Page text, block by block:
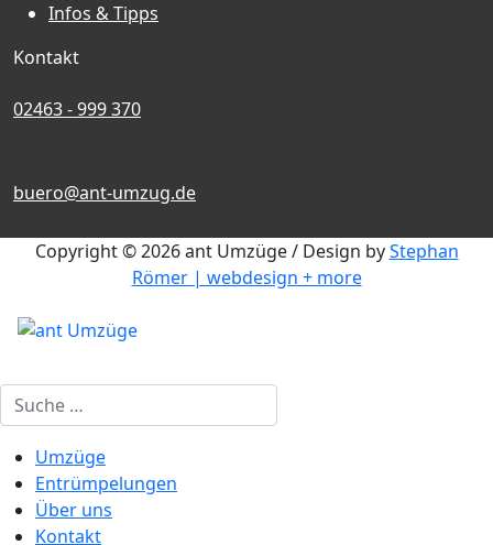
Infos & Tipps
Kontakt
02463 - 999 370
buero@ant-umzug.de
Copyright © 2026 ant Umzüge / Design byStephan
Römer | webdesign + more
Suchen
Umzüge
Entrümpelungen
Über uns
Kontakt